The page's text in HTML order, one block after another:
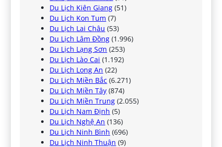
Du Lịch Kiên Giang (51)
Du Lịch Kon Tum (7)
Du Lịch Lai Châu (53)
Du Lịch Lâm Đồng (1.996)
Du Lịch Lạng Sơn (253)
Du Lịch Lào Cai (1.192)
Du Lịch Long An (22)
Du Lịch Miền Bắc (6.271)
Du Lịch Miền Tây (874)
Du Lịch Miền Trung (2.055)
Du Lịch Nam Định (5)
Du Lịch Nghệ An (136)
Du Lịch Ninh Bình (696)
Du Lịch Ninh Thuận (9)